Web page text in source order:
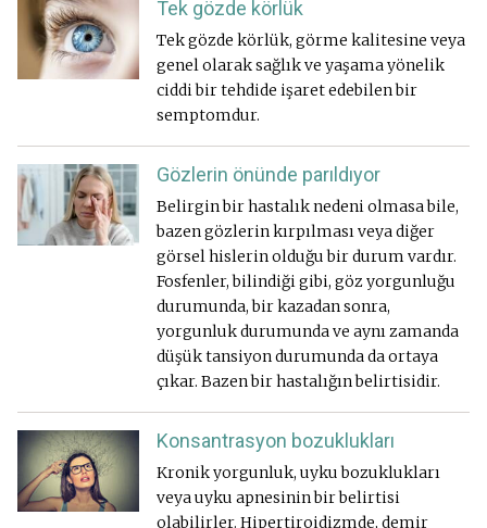
Tek gözde körlük
Tek gözde körlük, görme kalitesine veya
genel olarak sağlık ve yaşama yönelik
ciddi bir tehdide işaret edebilen bir
semptomdur.
Gözlerin önünde parıldıyor
Belirgin bir hastalık nedeni olmasa bile,
bazen gözlerin kırpılması veya diğer
görsel hislerin olduğu bir durum vardır.
Fosfenler, bilindiği gibi, göz yorgunluğu
durumunda, bir kazadan sonra,
yorgunluk durumunda ve aynı zamanda
düşük tansiyon durumunda da ortaya
çıkar. Bazen bir hastalığın belirtisidir.
Konsantrasyon bozuklukları
Kronik yorgunluk, uyku bozuklukları
veya uyku apnesinin bir belirtisi
olabilirler. Hipertiroidizmde, demir